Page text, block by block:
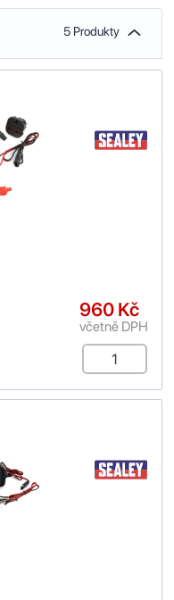
5 Produkty
960 Kč
včetně DPH